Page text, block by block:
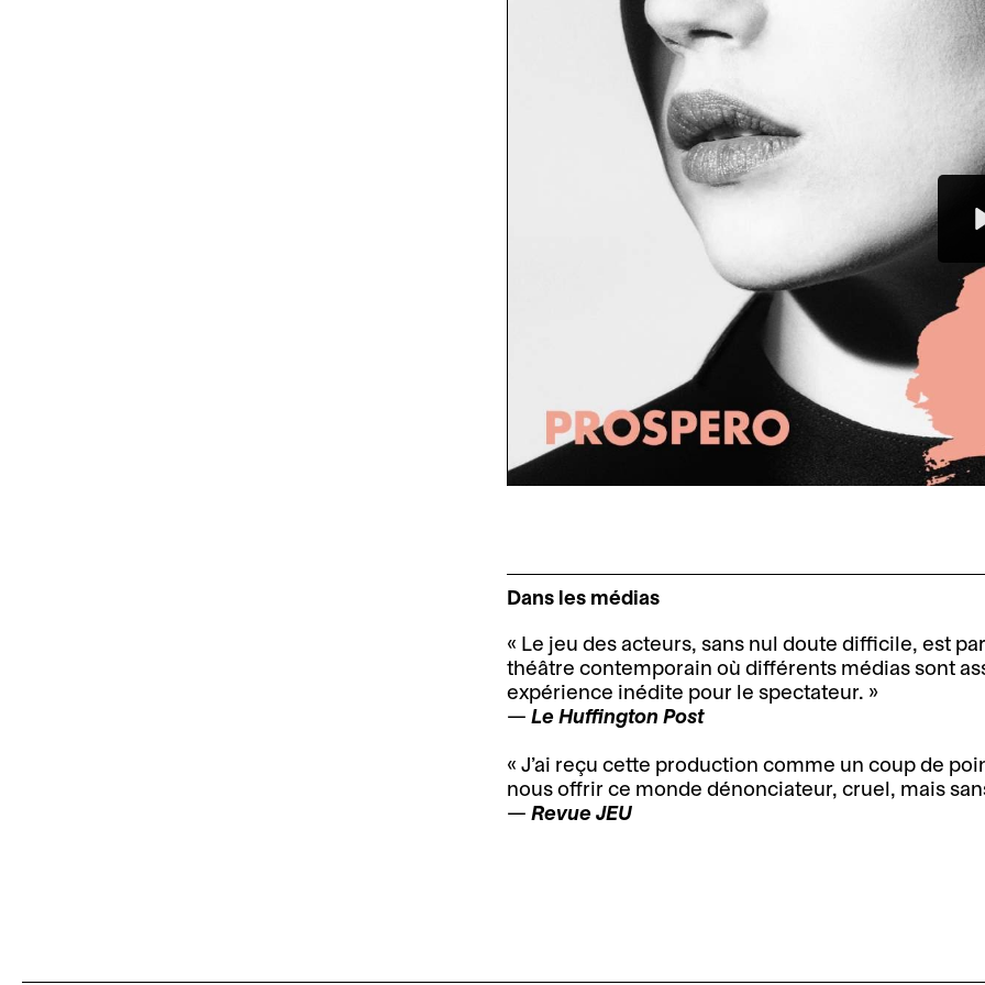
Dans les médias
Le jeu des acteurs, sans nul doute difficile, est
théâtre contemporain où différents médias sont
expérience inédite pour le spectateur.
Le Huffington Post
J’ai reçu cette production comme un coup de
nous offrir ce monde dénonciateur, cruel, mais
Revue JEU